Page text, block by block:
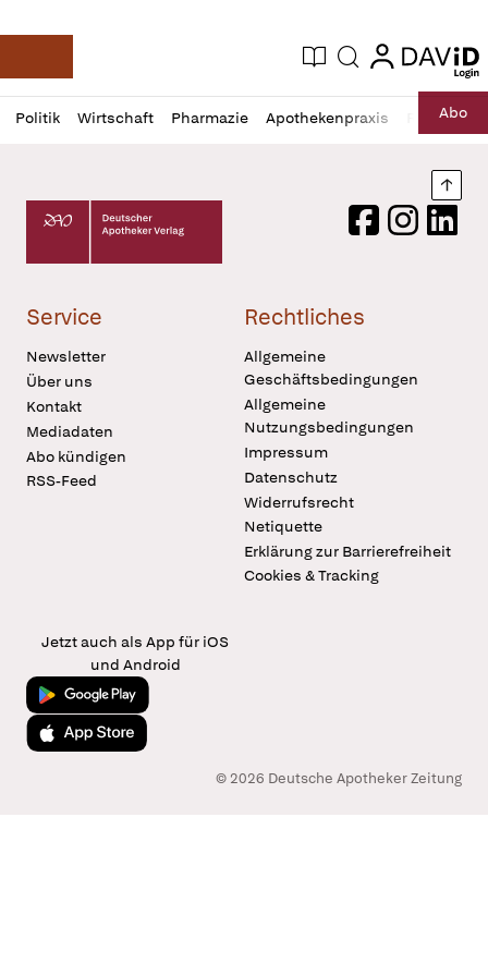
Deutsche Apotheker Zeitung
Aktuelle Ausgabe
Suche login
login
Politik Wirtschaft Pharmazie Apothekenpraxis RechtAbo
Profil
öffnen
Daz
Pur
Deutscher Apotheker Verlag Logo
FacebookInstagram
Service
Newsletter
Über uns
Kontakt
Mediadaten
Abo kündigen
RSS-Feed
Rechtliches
Allgemeine
Geschäftsbedingungen
Allgemeine
Nutzungsbedingungen
Impressum
Datenschutz
Widerrufsrecht
Netiquette
Erklärung zur Barrierefreiheit
Cookies & Tracking
Jetzt auch als App für iOS
und Android
Jetzt bei Google Play
Laden im App Store
© 2026 Deutsche Apotheker Zeitung